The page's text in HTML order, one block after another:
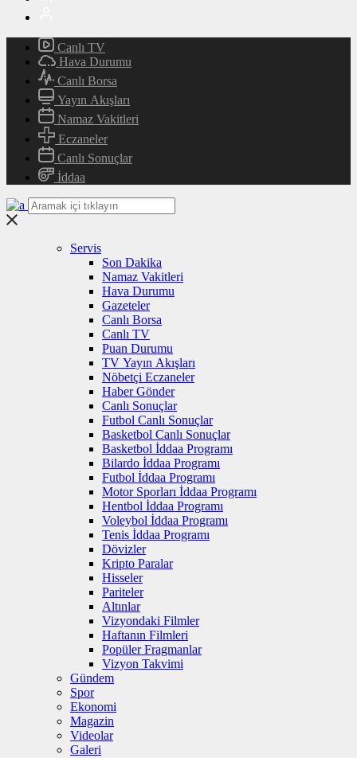
Canlı TV
Hava Durumu
Canlı Borsa
Yayın Akışları
Namaz Vakitleri
Eczaneler
Canlı Sonuçlar
İddaa
Servis
Son Dakika
Namaz Vakitleri
Hava Durumu
Gazeteler
Canlı Borsa
Canlı TV
Puan Durumu
TV Yayın Akışları
Nöbetçi Eczaneler
Haber Gönder
Canlı Sonuçlar
Futbol Canlı Sonuçlar
Basketbol Canlı Sonuçlar
Basketbol İddaa Programı
Bilardo İddaa Programı
Futbol İddaa Programı
Motor Sporları İddaa Programı
Hentbol İddaa Programı
Voleybol İddaa Programı
Tenis İddaa Programı
Dövizler
Kripto Paralar
Hisseler
Pariteler
Altınlar
Vizyondaki Filmler
Haftanın Filmleri
Popüler Fragmanlar
Vizyon Takvimi
Gündem
Spor
Ekonomi
Magazin
Videolar
Galeri